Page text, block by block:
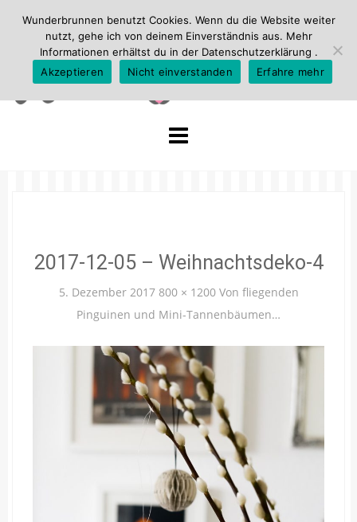
2017-12-05 – Weihnachtsdeko-4
5. Dezember 2017 800 × 1200 Von fliegenden
Pinguinen und Mini-Tannenbäumen…
Wunderbrunnen benutzt Cookies. Wenn du die Website weiter
nutzt, gehe ich von deinem Einverständnis aus. Mehr
Informationen erhältst du in der Datenschutzerklärung .
Akzeptieren
Nicht einverstanden Erfahre mehr